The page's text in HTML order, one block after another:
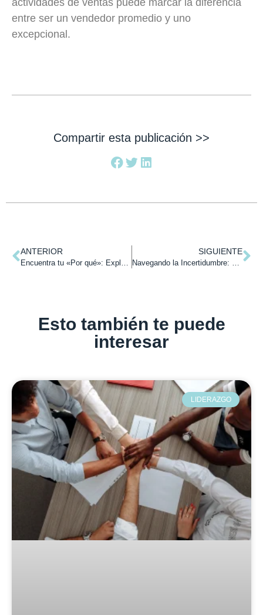
actividades de ventas puede marcar la diferencia
entre ser un vendedor promedio y uno
excepcional.
Compartir esta publicación >>
ANTERIOR SIGUIENTE
Esto también te puede
interesar
LIDERAZGO